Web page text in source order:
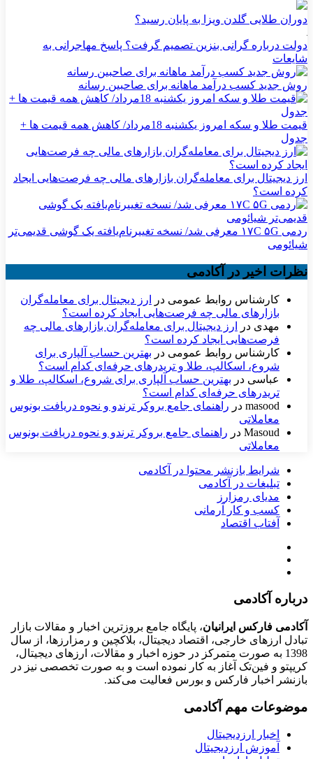
دوران طلایی گلدن ویزا به پایان رسید؟
دولت درباره گرانی بنزین تصمیم گرفت؟ پاسخ مهاجرانی به
شایعات
روش جدید کسب درآمد ماهانه برای صاحبین رسانه
قیمت طلا و سکه امروز یکشنبه 18مرداد/ کاهش همه قیمت ها +
جدول
ارز دیجیتال برای معامله‌گران بازارهای مالی چه فرصت‌هایی ایجاد
کرده است؟
ردمی ۱۷C ۵G معرفی شد/ نسخه تغییرنام‌یافته یک گوشی قدیمی‌تر
شیائومی
نظرات اخیر در آکادمی
کارشناس روابط عمومی در
ارز دیجیتال برای معامله‌گران
بازارهای مالی چه فرصت‌هایی ایجاد کرده است؟
مهدی در
ارز دیجیتال برای معامله‌گران بازارهای مالی چه
فرصت‌هایی ایجاد کرده است؟
کارشناس روابط عمومی در بهترین حساب آلپاری برای
شروع، اسکالپ، طلا و تریدرهای حرفه‌ای کدام است؟
عباسی در بهترین حساب آلپاری برای شروع، اسکالپ، طلا و
تریدرهای حرفه‌ای کدام است؟
masood در راهنمای جامع بروکر ترندو و نحوه دریافت بونوس
معاملاتی
Masoud در راهنمای جامع بروکر ترندو و نحوه دریافت بونوس
معاملاتی
شرایط بازنشر محتوا در آکادمی
تبلیغات در آکادمی
مدیای رمزارز
کسب و کار آرمانی
آفتاب اقتصاد
درباره آکادمی
آکادمی فارکس ایرانیان، پایگاه جامع بروزترین اخبار و مقالات بازار
تبادل ارزهای خارجی، اقتصاد دیجیتال، بلاکچین و رمزارزها، از سال
1398 به صورت متمرکز در حوزه اخبار و مقالات، ارزهای‌ دیجیتال،
کریپتو و فین‌تک آغاز به کار نموده است و به صورت تخصصی نیز در
بازنشر اخبار فارکس و بورس فعالیت می‌کند.
موضوعات مهم آکادمی
اخبار ارزدیجیتال
آموزش ارزدیجیتال